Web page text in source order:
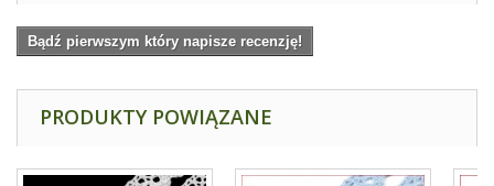
Bądź pierwszym który napisze recenzję!
PRODUKTY POWIĄZANE